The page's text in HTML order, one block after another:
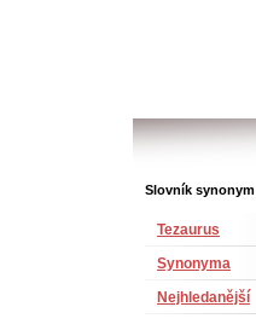
Slovník synonym
Tezaurus
Synonyma
Nejhledanější